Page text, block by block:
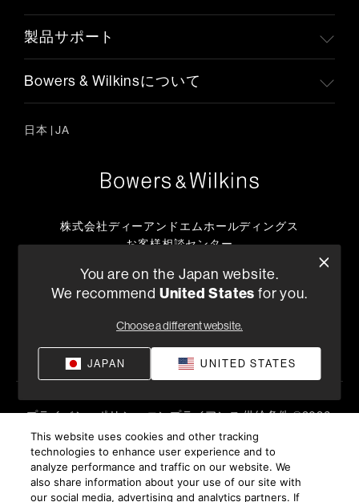
製品サポート
Bowers & Wilkinsについて
日本 | JA
株式会社ディーアンドエムホールディングス
お客様相談センター
または
050-3388-6801
販売店を探す
プライバシーポリシーコンプライアンス供給条件©2026
Harman International Industries, Incorporated 無断転載を禁
じます。
You are on the Japan website.
We recommend United States for you.
Choose a different website.
JAPAN UNITED STATES
This website uses cookies and other tracking
technologies to enhance user experience and to
analyze performance and traffic on our website. We
also share information about your use of our site with
our social media, advertising and analytics partners. If